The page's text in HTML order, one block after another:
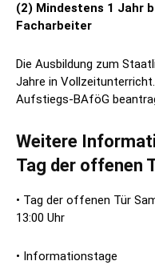
(2) Mindestens 1 Jahr
Facharbeiter
Die Ausbildung zum
Jahre in
Aufstiegs-BAföG
Weitere
Tag der offenen
• Tag der offenen Tür
13:00 Uhr
• Informationstage